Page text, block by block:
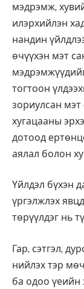
мэдрэмж,
илэрхийлэн
нандин
өчүүхэн мэт
тогтоон
зориулсан мэт
хугацааны
дотоод
аялал болон
Үйлдэл бүхэн
үргэлжлэх
төрүүлдэг нь
Гар, сэтгэл,
нийлэх тэр
ба одоо үеийн